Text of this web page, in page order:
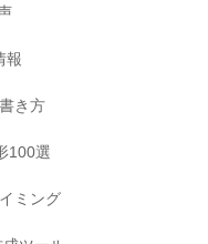
報
き方
100選
ミング